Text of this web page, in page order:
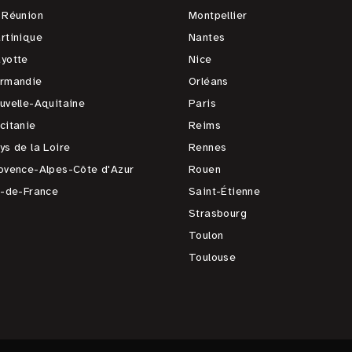
Aquitaine
de la Loire
Alpes-Côte d'Azur
de-France
Montpellier
Nantes
Nice
Orléans
Paris
Reims
Rennes
Rouen
Saint-Étienne
Strasbourg
Toulon
Toulouse